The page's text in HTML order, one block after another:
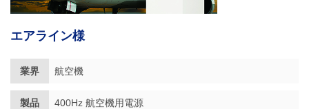
エアライン様
業界 航空機
製品 400Hz 航空機用電源